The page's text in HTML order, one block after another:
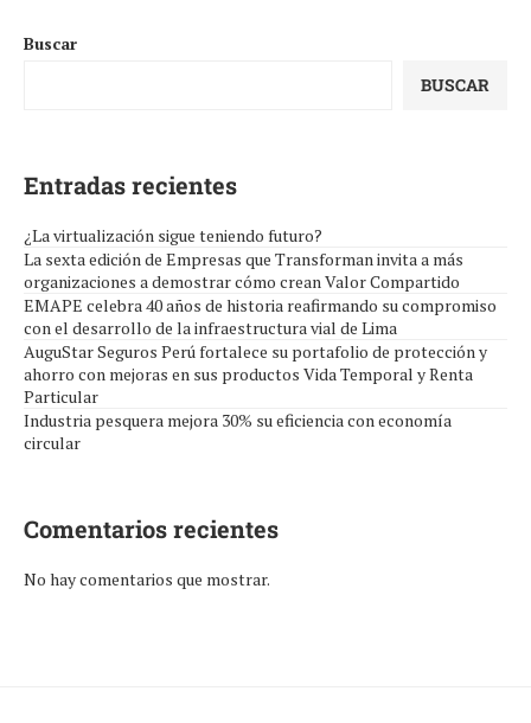
Buscar
BUSCAR
Entradas recientes
¿La virtualización sigue teniendo futuro?
La sexta edición de Empresas que Transforman invita a más
organizaciones a demostrar cómo crean Valor Compartido
EMAPE celebra 40 años de historia reafirmando su compromiso
con el desarrollo de la infraestructura vial de Lima
AuguStar Seguros Perú fortalece su portafolio de protección y
ahorro con mejoras en sus productos Vida Temporal y Renta
Particular
Industria pesquera mejora 30% su eficiencia con economía
circular
Comentarios recientes
No hay comentarios que mostrar.